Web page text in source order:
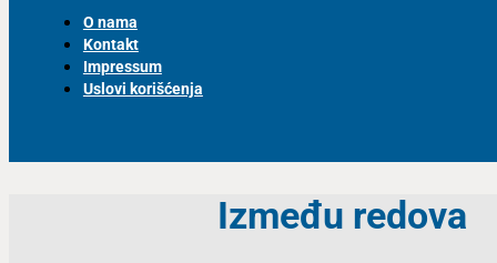
O nama
Kontakt
Impressum
Uslovi korišćenja
Između redova